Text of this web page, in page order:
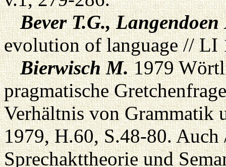
Bever T.G., Langendoen
evolution of language // LI
Bierwisch M.1979
pragmatische
Verhältnis von
1979, H.60, S.48-80.
Sprechakttheorie und